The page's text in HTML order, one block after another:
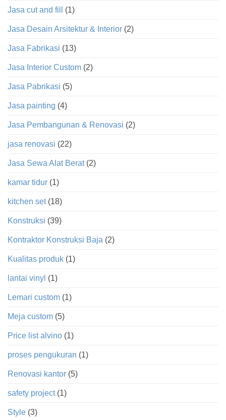
Jasa cut and fill (1)
Jasa Desain Arsitektur & Interior (2)
Jasa Fabrikasi (13)
Jasa Interior Custom (2)
Jasa Pabrikasi (5)
Jasa painting (4)
Jasa Pembangunan & Renovasi (2)
jasa renovasi (22)
Jasa Sewa Alat Berat(2)
kamar tidur (1)
kitchen set(18)
Konstruksi (39)
Kontraktor Konstruksi Baja (2)
Kualitas produk (1)
lantai vinyl (1)
Lemari custom (1)
Meja custom (5)
Price list alvino (1)
proses pengukuran (1)
Renovasi kantor (5)
safety project(1)
Style (3)